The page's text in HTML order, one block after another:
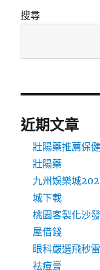
搜尋
近期文章
壯陽藥推薦保
壯陽藥
九州娛樂城
城下載
桃園客製化沙
屋借錢
眼科嚴選飛秒
祛痘膏